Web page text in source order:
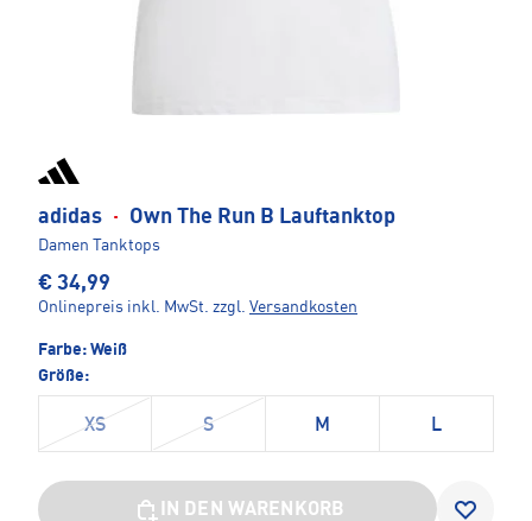
adidas · Own The Run B Lauftanktop
Damen Tanktops
€ 34,99
Onlinepreis inkl. MwSt. zzgl. Versandkosten
Farbe: Weiß
Größe:
XS S M L
IN DEN WARENKORB